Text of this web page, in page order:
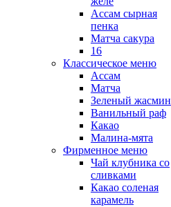
Ассам сырная
пенка
Матча сакура
16
Классическое меню
Ассам
Матча
Зеленый жасмин
Ванильный раф
Какао
Малина-мята
Фирменное меню
Чай клубника со
сливками
Какао соленая
карамель